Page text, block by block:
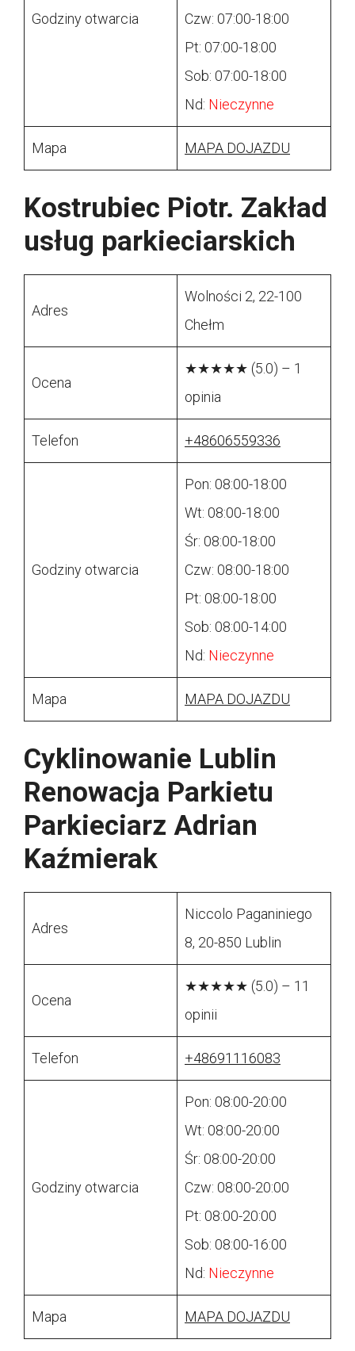
Godziny otwarcia
Czw: 07:00-18:00
Pt: 07:00-18:00
Sob: 07:00-18:00
Nd: Nieczynne
Mapa MAPA DOJAZDU
Kostrubiec Piotr. Zakład
usług parkieciarskich
Adres
Wolności 2, 22-100
Chełm
Ocena
★★★★★ (5.0) – 1
opinia
Telefon +48606559336
Godziny otwarcia
Pon: 08:00-18:00
Wt: 08:00-18:00
Śr: 08:00-18:00
Czw: 08:00-18:00
Pt: 08:00-18:00
Sob: 08:00-14:00
Nd: Nieczynne
Mapa MAPA DOJAZDU
Cyklinowanie Lublin
Renowacja Parkietu
Parkieciarz Adrian
Kaźmierak
Adres
Niccolo Paganiniego
8, 20-850 Lublin
Ocena
★★★★★ (5.0) – 11
opinii
Telefon +48691116083
Godziny otwarcia
Pon: 08:00-20:00
Wt: 08:00-20:00
Śr: 08:00-20:00
Czw: 08:00-20:00
Pt: 08:00-20:00
Sob: 08:00-16:00
Nd: Nieczynne
Mapa MAPA DOJAZDU